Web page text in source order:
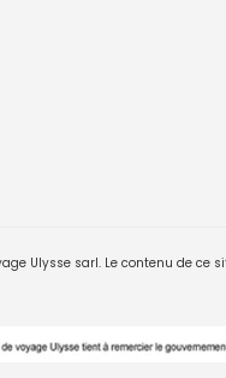
Ulysse sarl. Le contenu de